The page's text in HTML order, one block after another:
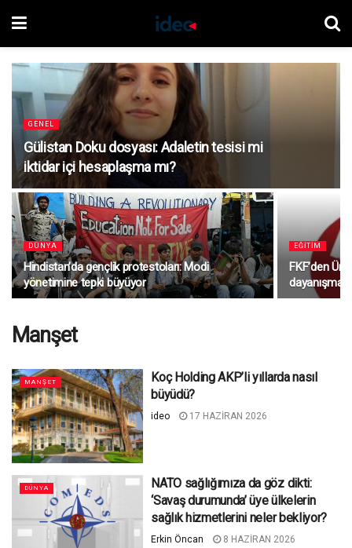
GENEL
Gülistan Doku dosyası: Adaletin tesisi mi
iktidar içi hesaplaşma mı?
DÜNYA
Hindistan’da gençlik protestoları: Modi
yönetimine tepki büyüyor
EĞITIM
FKF’den
dayanışma
Manşet
MANŞET
Koç Holding AKP’li yıllarda nasıl
büyüdü?
ideo 17 HAZIRAN 2026
DÜNYA
NATO sağlığımıza da göz dikti:
‘Savaş durumunda’ üye ülkelerin
sağlık hizmetlerini neler bekliyor?
Erkin Öncan 8 HAZIRAN 2026